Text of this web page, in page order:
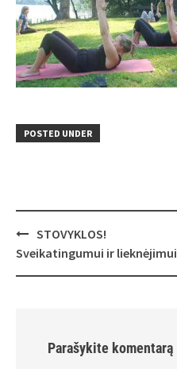
POSTED UNDER
Post
navigation
STOVYKLOS!
Sveikatingumui ir lieknėjimui
Parašykite komentarą